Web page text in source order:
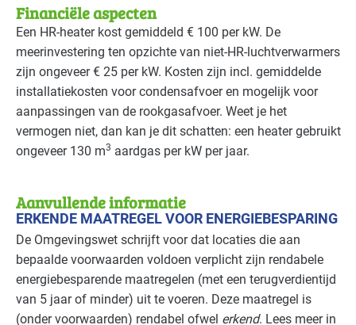
Financiële aspecten
Een HR-heater kost gemiddeld € 100 per kW. De
meerinvestering ten opzichte van niet-HR-luchtverwarmers
zijn ongeveer € 25 per kW. Kosten zijn incl. gemiddelde
installatiekosten voor condensafvoer en mogelijk voor
aanpassingen van de rookgasafvoer. Weet je het
vermogen niet, dan kan je dit schatten: een heater gebruikt
ongeveer 130 m3 aardgas per kW per jaar.
Aanvullende informatie
ERKENDE MAATREGEL VOOR ENERGIEBESPARING
De Omgevingswet schrijft voor dat locaties die aan
bepaalde voorwaarden voldoen verplicht zijn rendabele
energiebesparende maatregelen (met een terugverdientijd
van 5 jaar of minder) uit te voeren. Deze maatregel is
(onder voorwaarden) rendabel ofwel erkend. Lees meer in